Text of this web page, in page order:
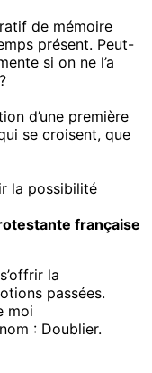
de mémoire
présent. Peut-
si on ne l’a
d’une première
se croisent, que
la possibilité
française
la
passées.
moi
: Doublier.